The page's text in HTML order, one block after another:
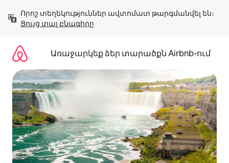
բովանդակությանը
Ցույց տալ բնագիրը
Առաջարկեք ձեր տարածքն Airbnb-ում